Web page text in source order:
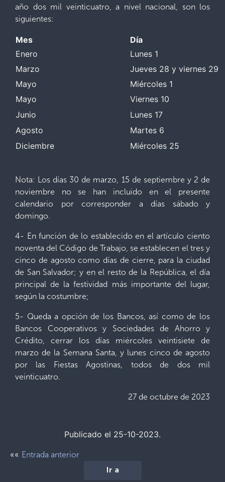
año dos mil veinticuatro, a nivel nacional, son los
siguientes:
Mes
Día
Enero
Lunes 1
Marzo
Jueves 28 y viernes 29
Mayo
Miércoles 1
Mayo
Viernes 10
Junio
Lunes 17
Agosto
Martes 6
Diciembre
Miércoles 25
Nota: Los días 30 de marzo, 15 de septiembre y 2 de
noviembre no se han incluido en el presente
calendario por corresponder a días sábado y
domingo.
4- En función de lo establecido en el artículo ciento
noventa del Código de Trabajo, se establecen el tres y
cinco de agosto como días de cierre, para la ciudad
de San Salvador; y en el resto de la República, el día
principal de la festividad más importante del lugar,
según la costumbre;
5- Queda a opción de los Bancos, así como de los
Bancos Cooperativos y Sociedades de Ahorro y
Crédito, cerrar los días miércoles veintisiete de
marzo de la Semana Santa, y lunes cinco de agosto
por las Fiestas Agostinas, todos de dos mil
veinticuatro.
27 de octubre de 2023
Publicado el 25-10-2023.
«« Entrada anterior
Ir a